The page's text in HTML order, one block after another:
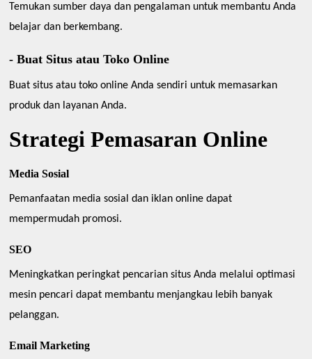
Temukan sumber daya dan pengalaman untuk membantu Anda
belajar dan berkembang.
- Buat Situs atau Toko Online
Buat situs atau toko online Anda sendiri untuk memasarkan
produk dan layanan Anda.
Strategi Pemasaran Online
Media Sosial
Pemanfaatan media sosial dan iklan online dapat
mempermudah promosi.
SEO
Meningkatkan peringkat pencarian situs Anda melalui optimasi
mesin pencari dapat membantu menjangkau lebih banyak
pelanggan.
Email Marketing